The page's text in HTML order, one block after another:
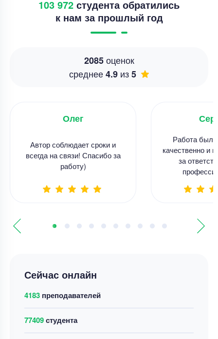
Сейчас онлайн
4183 преподавателей
77409студента
103 972 студента обратились
к нам за прошлый год
2085оценок
среднее4.9 из5
Олег
Автор соблюдает сроки и
всегда на связи! Спасибо за
работу)
Работа
качественно и
за